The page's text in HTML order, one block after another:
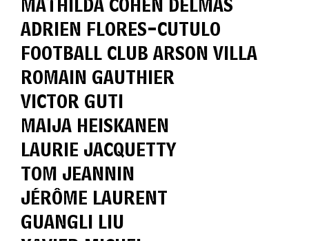
MATHILDA COHEN DELMAS
ADRIEN FLORES-CUTULO
FOOTBALL CLUB ARSON VILLA
ROMAIN GAUTHIER
VICTOR GUTI
MAIJA HEISKANEN
LAURIE JACQUETTY
TOM JEANNIN
JÉRÔME LAURENT
GUANGLI LIU